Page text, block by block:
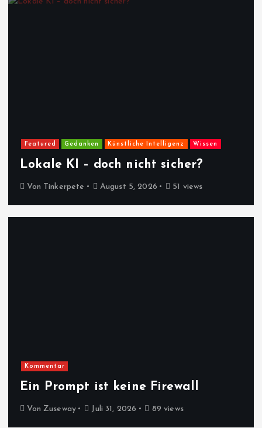
Featured Gedanken Künstliche Intelligenz Wissen
Lokale KI – doch nicht sicher?
Von Tinkerpete August 5, 2026 51 views
Kommentar
Ein Prompt ist keine Firewall
Von Zuseway Juli 31, 2026 89 views